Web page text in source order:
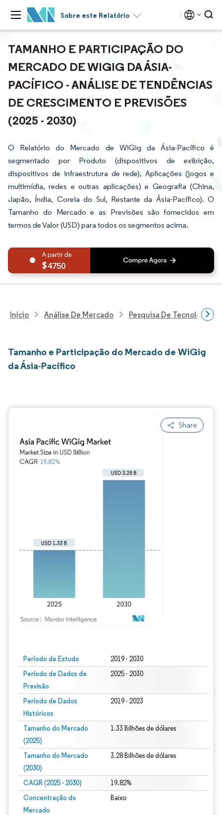
Sobre este Relatório
TAMANHO E PARTICIPAÇÃO DO
MERCADO DE WIGIG DA ÁSIA-
PACÍFICO - ANÁLISE DE TENDÊNCIAS
DE CRESCIMENTO E PREVISÕES
(2025 - 2030)
O Relatório do Mercado de WiGig da Ásia-Pacífico é
segmentado por Produto (dispositivos de exibição,
dispositivos de infraestrutura de rede), Aplicações (jogos e
multimídia, redes e outras aplicações) e Geografia (China,
Japão, Índia, Coreia do Sul, Restante da Ásia-Pacífico). O
Tamanho do Mercado e as Previsões são fornecidos em
termos de Valor (USD) para todos os segmentos acima.
4750
Início Análise De Mercado Pesquisa De Tecnologia,
Tamanho e Participação do Mercado de WiGig
da Ásia-Pacífico
Share
Período de Estudo 2019 - 2030
Período de Dados de
Previsão
2025 - 2030
Período de Dados
Históricos
2019 - 2023
Tamanho do Mercado
(2025)
1.33 Bilhões de dólares
Tamanho do Mercado
(2030)
3.28 Bilhões de dólares
CAGR (2025 - 2030) 19.82%
Concentração do
Mercado
Baixo